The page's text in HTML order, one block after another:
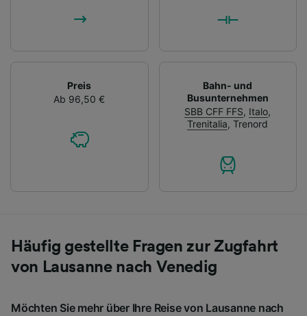
Preis
Ab 96,50 €
Bahn- und
Busunternehmen
SBB CFF FFS, Italo,
Trenitalia,Trenord
Häufig gestellte Fragen zur Zugfahrt
von Lausanne nach Venedig
Möchten Sie mehr über Ihre Reise von Lausanne nach